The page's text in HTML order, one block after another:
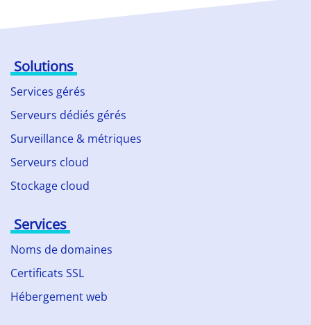
Solutions
Services gérés
Serveurs dédiés gérés
Surveillance & métriques
Serveurs cloud
Stockage cloud
Services
Noms de domaines
Certificats SSL
Hébergement web